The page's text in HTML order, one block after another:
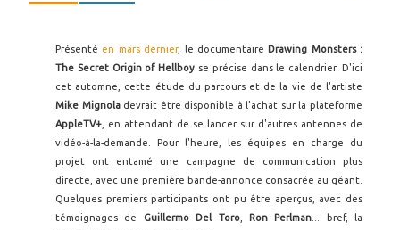
Présenté en mars dernier, le documentaire Drawing Monsters :
The Secret Origin of Hellboy se précise dans le calendrier. D'ici
cet automne, cette étude du parcours et de la vie de l'artiste
Mike Mignoladevrait être disponible à l'achat sur la plateforme
AppleTV+ , en attendant de se lancer sur d'autres antennes de
vidéo-à-la-demande. Pour l'heure, les équipes en charge du
projet ont entamé une campagne de communication plus
directe, avec une première bande-annonce consacrée au géant.
Quelques premiers participants ont pu être aperçus, avec des
témoignages de
Guillermo Del Toro, Ron Perlman ... bref, la